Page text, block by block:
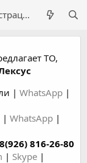
Регистрация
ТО,
| WhatsApp |
| WhatsApp |
8(926) 816-26-80
| Skype |